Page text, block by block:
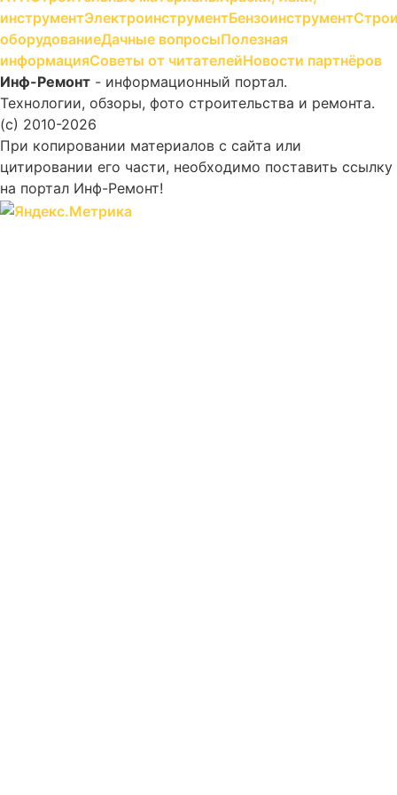
инструментЭлектроинструментБензоинструмент
оборудованиеДачные вопросыПолезная
информацияСоветы от читателейНовости партнёров
Инф-Ремонт - информационный портал.
Технологии, обзоры, фото строительства и ремонта.
(c) 2010-2026
При копировании материалов с сайта или
цитировании его части, необходимо поставить ссылку
на портал Инф-Ремонт!